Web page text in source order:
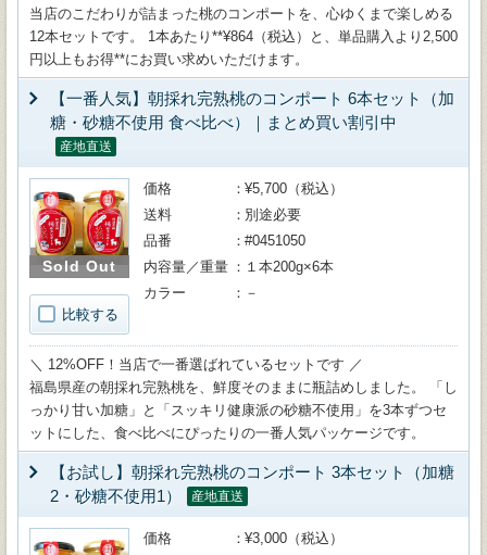
当店のこだわりが詰まった桃のコンポートを、心ゆくまで楽しめる
12本セットです。 1本あたり**¥864（税込）と、単品購入より2,500
円以上もお得**にお買い求めいただけます。
【一番人気】朝採れ完熟桃のコンポート 6本セット（加
糖・砂糖不使用 食べ比べ）｜まとめ買い割引中
産地直送
Sold Out
比較する
価格
¥5,700（税込）
送料
別途必要
品番
#0451050
内容量／重量
１本200g×6本
カラー
－
＼ 12%OFF！当店で一番選ばれているセットです ／
福島県産の朝採れ完熟桃を、鮮度そのままに瓶詰めしました。 「し
っかり甘い加糖」と「スッキリ健康派の砂糖不使用」を3本ずつセ
ットにした、食べ比べにぴったりの一番人気パッケージです。
【お試し】朝採れ完熟桃のコンポート 3本セット（加糖
2・砂糖不使用1）
産地直送
価格
¥3,000（税込）